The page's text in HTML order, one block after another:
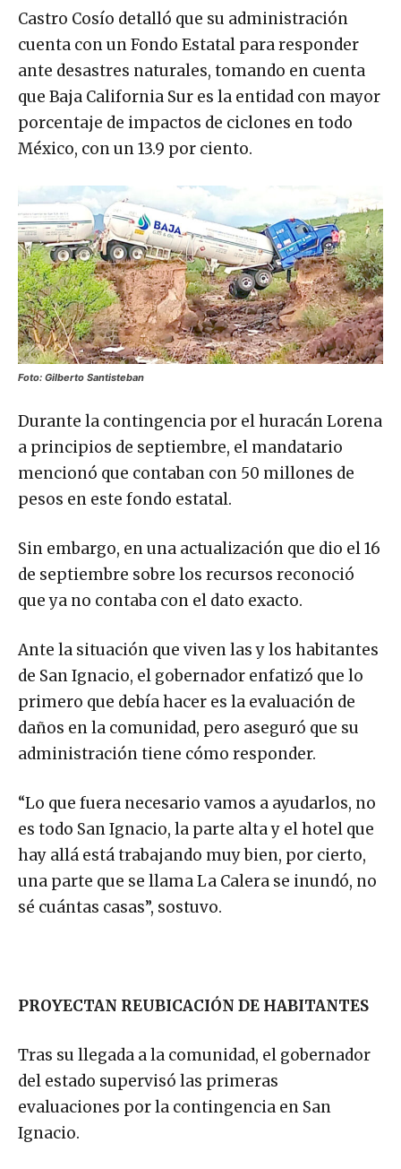
Castro Cosío detalló que su administración
cuenta con un Fondo Estatal para responder
ante desastres naturales, tomando en cuenta
que Baja California Sur es la entidad con mayor
porcentaje de impactos de ciclones en todo
México, con un 13.9 por ciento.
Foto: Gilberto Santisteban
Durante la contingencia por el huracán Lorena
a principios de septiembre, el mandatario
mencionó que contaban con 50 millones de
pesos en este fondo estatal.
Sin embargo, en una actualización que dio el 16
de septiembre sobre los recursos reconoció
que ya no contaba con el dato exacto.
Ante la situación que viven las y los habitantes
de San Ignacio, el gobernador enfatizó que lo
primero que debía hacer es la evaluación de
daños en la comunidad, pero aseguró que su
administración tiene cómo responder.
“Lo que fuera necesario vamos a ayudarlos, no
es todo San Ignacio, la parte alta y el hotel que
hay allá está trabajando muy bien, por cierto,
una parte que se llama La Calera se inundó, no
sé cuántas casas”, sostuvo.
PROYECTAN REUBICACIÓN DE HABITANTES
Tras su llegada a la comunidad, el gobernador
del estado supervisó las primeras
evaluaciones por la contingencia en San
Ignacio.